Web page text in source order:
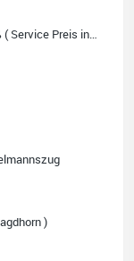
erstaunlich.
E - Gitarre Yamaha Pacifica weiß ( Service Preis inkl. Werkstatt Service )
)